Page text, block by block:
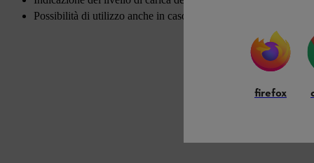
Possibilità di utilizzo anche in caso di pioggia
firefox